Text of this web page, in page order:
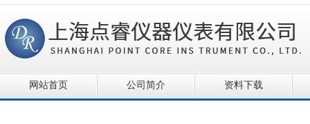
网站首页 公司简介 资料下载